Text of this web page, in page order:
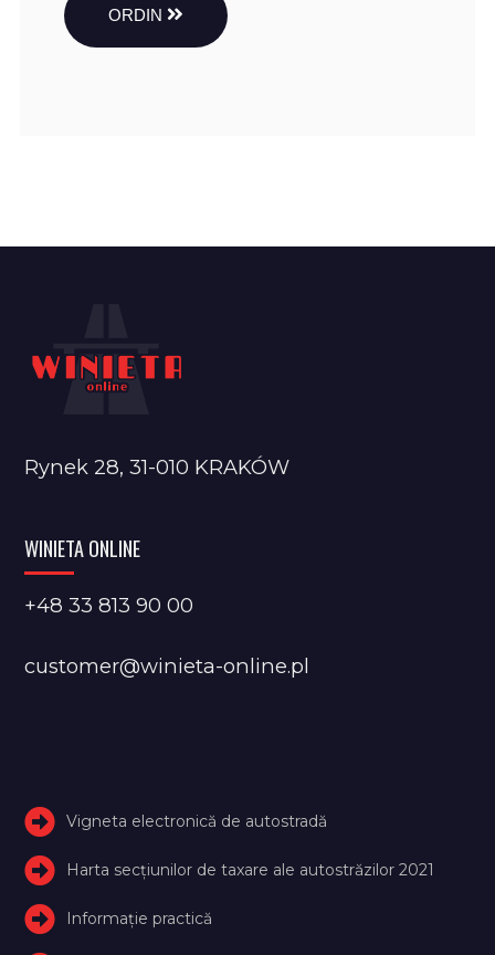
ORDIN
Rynek 28, 31-010 KRAKÓW
WINIETA ONLINE
+48 33 813 90 00
customer@winieta-online.pl
Vigneta electronică de autostradă
Harta secțiunilor de taxare ale autostrăzilor 2021
Informație practică